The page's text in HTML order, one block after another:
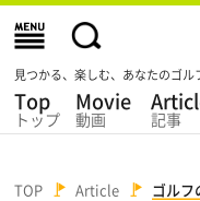
見つかる、楽しむ、あなたのゴル
Top
トップ
Movie
動画 記事
TOP Article ゴル